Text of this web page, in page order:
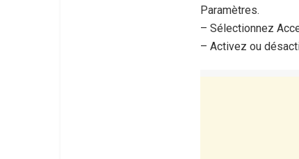
Paramètres.
– Sélectionnez
– Activez ou